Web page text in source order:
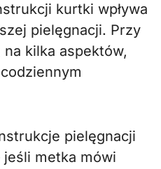
kurtki wpływa
pielęgnacji. Przy
kilka aspektów,
pielęgnacji
metka mówi